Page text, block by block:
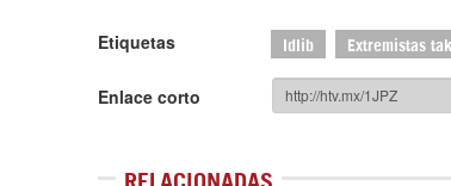
Etiquetas Idlib Extremistas
Enlace corto
RELACIONADAS